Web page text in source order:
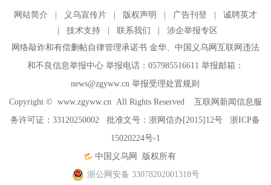
网站简介 义乌宣传片 版权声明 广告刊登
诚聘英才
技术支持 联系我们
涉企举报专区
网络敲诈和有偿删帖自律管理承诺书 金华、 中国义乌网互联网违法
和不良信息举报中心举报电话：057985516611 举报邮箱：
news@zgyww.cn举报受理处置规则
Copyright © www.zgyww.cnAll Rights Reserved 互联网新闻信息服
务许可证：33120250002 批准文号：浙网信办[2015]12号浙ICP备
15020224号-1
中国义乌网
版权所有
浙公网安备 33078202001318号